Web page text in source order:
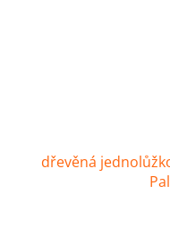
dřevěná